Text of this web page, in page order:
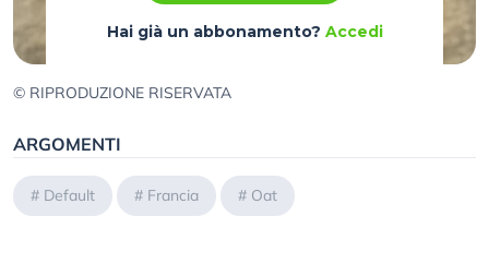
Hai già un abbonamento? Accedi
© RIPRODUZIONE RISERVATA
ARGOMENTI
# Default # Francia # Oat